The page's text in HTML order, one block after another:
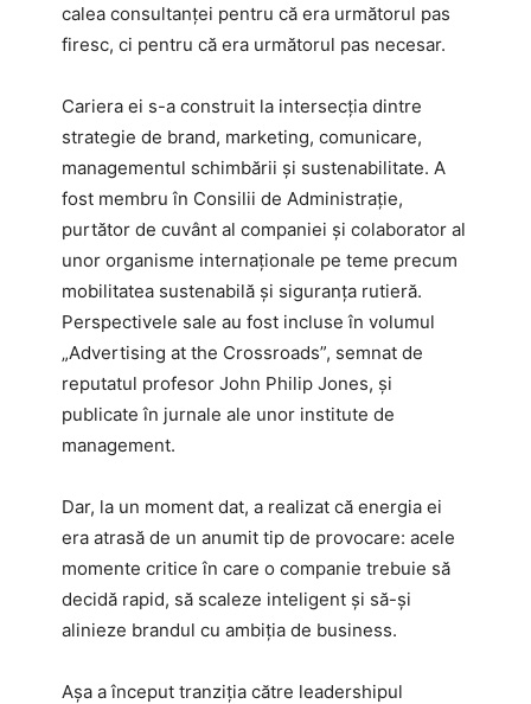
calea consultanței pentru că era următorul pas
firesc, ci pentru că era următorul pas necesar.
Cariera ei s-a construit la intersecția dintre
strategie de brand, marketing, comunicare,
managementul schimbării și sustenabilitate. A
fost membru în Consilii de Administrație,
purtător de cuvânt al companiei și colaborator al
unor organisme internaționale pe teme precum
mobilitatea sustenabilă și siguranța rutieră.
Perspectivele sale au fost incluse în volumul
„Advertising at the Crossroads”, semnat de
reputatul profesor John Philip Jones, și
publicate în jurnale ale unor institute de
management.
Dar, la un moment dat, a realizat că energia ei
era atrasă de un anumit tip de provocare: acele
momente critice în care o companie trebuie să
decidă rapid, să scaleze inteligent și să-și
alinieze brandul cu ambiția de business.
Așa a început tranziția către leadershipul